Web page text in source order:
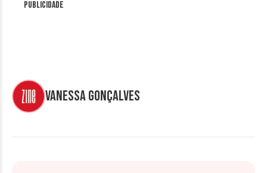
Publicidade
Vanessa Gonçalves